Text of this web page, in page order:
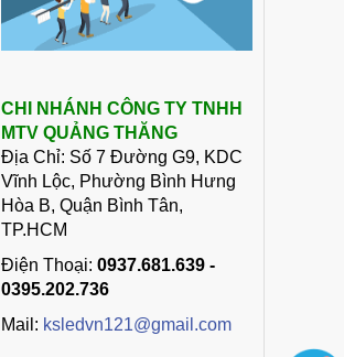
CHI NHÁNH CÔNG TY TNHH
MTV QUẢNG THĂNG
Địa Chỉ: Số 7 Đường G9, KDC
Vĩnh Lộc, Phường Bình Hưng
Hòa B, Quận Bình Tân,
TP.HCM
Điện Thoại: 0937.681.639 -
0395.202.736
Mail: ksledvn121@gmail.com